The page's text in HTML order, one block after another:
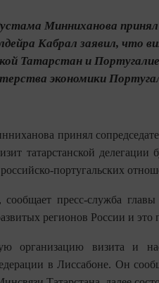
Минниханова принял
Кабрал заявил, что
Татарстан и
экономики
принял
татарстанской делегации
португальских
пресс-служба
регионов России и это
организацию визита и
в Лиссабоне. Он